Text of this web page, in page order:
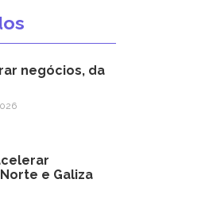
negócios, da
e Galiza